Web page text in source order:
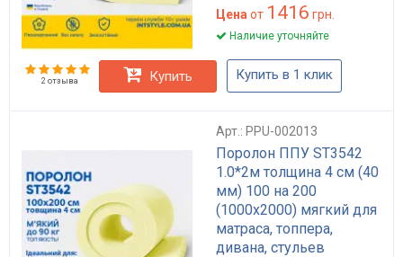
Цена от 1416 грн.
Наличие уточняйте
2 отзыва Купить Купить в 1 клик
Арт.: PPU-002013
Поролон ППУ ST3542
1.0*2м толщина 4 см (40
мм) 100 на 200
(1000х2000) мягкий для
матраса, топпера,
дивана, стульев